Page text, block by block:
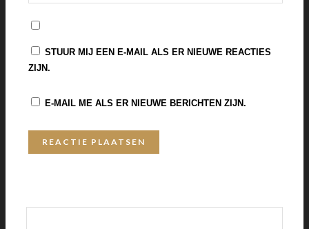
STUUR MIJ EEN E-MAIL ALS ER NIEUWE REACTIES
ZIJN.
E-MAIL ME ALS ER NIEUWE BERICHTEN ZIJN.